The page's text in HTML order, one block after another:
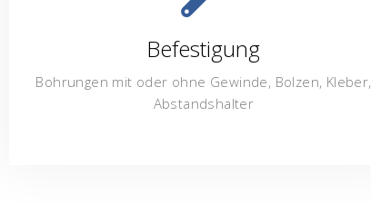
Befestigung
Bohrungen mit oder ohne Gewinde, Bolzen, Kleber,
Abstandshalter